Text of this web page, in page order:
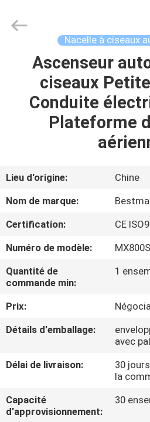
MAISON
À
PROPOS
DE
VISITE
L'USINE
DE
LA
QUALITÉ
MACHINERY
Nacelle à ciseaux
Ascenseur
ciseaux
Conduite
Plateforme
Lieu d'origine:
Chine
Nom de marque:
Certification:
CE
Numéro de modèle:
Quantité de
commande min:
1
Prix:
Détails d'emballage:
avec
Délai de livraison:
30
la
Capacité
d'approvisionnement:
30